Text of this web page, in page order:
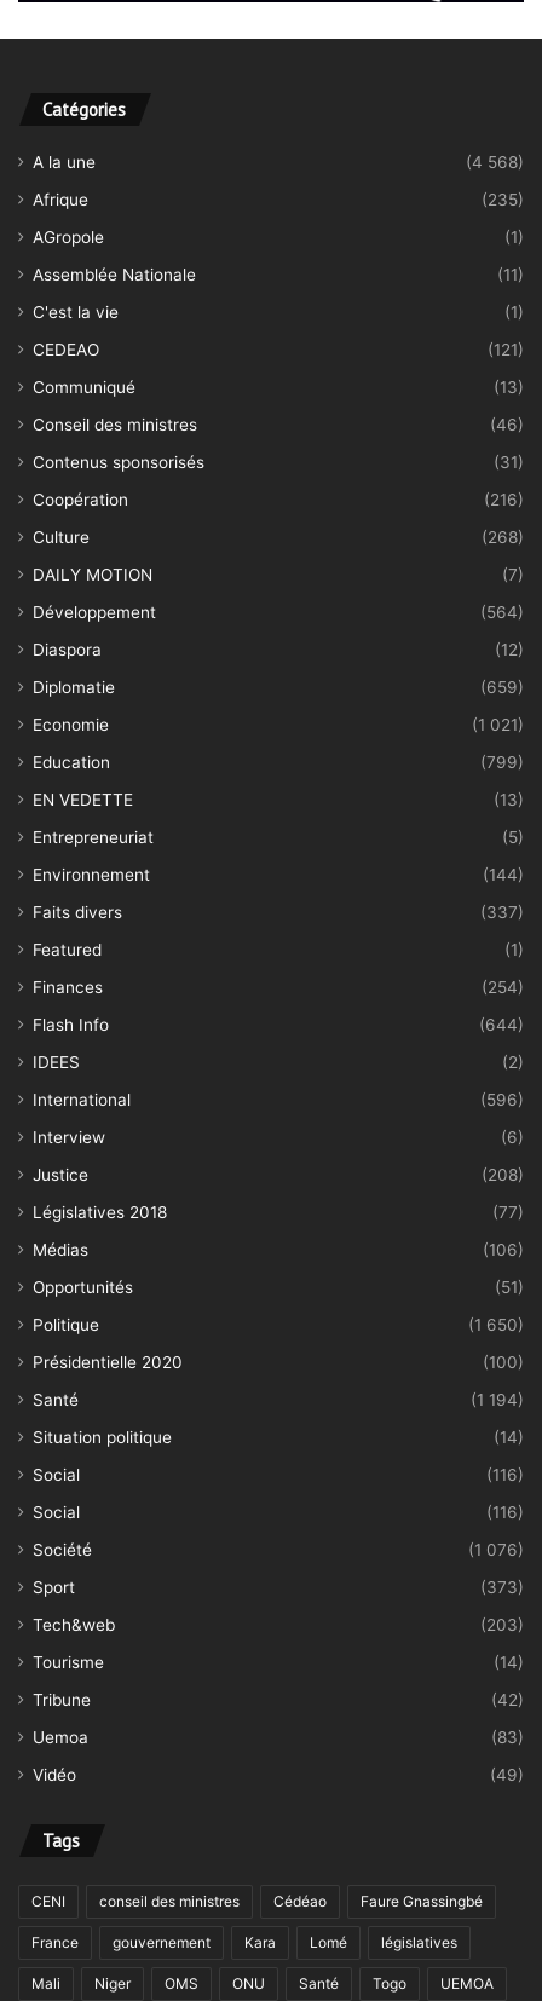
Catégories
A la une
(4 568)
Afrique
(235)
AGropole
(1)
Assemblée Nationale
(11)
C'est la vie
(1)
CEDEAO
(121)
Communiqué
(13)
Conseil des ministres
(46)
Contenus sponsorisés
(31)
Coopération
(216)
Culture
(268)
DAILY MOTION
(7)
Développement
(564)
Diaspora
(12)
Diplomatie
(659)
Economie
(1 021)
Education
(799)
EN VEDETTE
(13)
Entrepreneuriat
(5)
Environnement
(144)
Faits divers
(337)
Featured
(1)
Finances
(254)
Flash Info
(644)
IDEES
(2)
International
(596)
Interview
(6)
Justice
(208)
Législatives 2018
(77)
Médias
(106)
Opportunités
(51)
Politique
(1 650)
Présidentielle 2020
(100)
Santé
(1 194)
Situation politique
(14)
Social
(116)
Social
(116)
Société
(1 076)
Sport
(373)
Tech&web
(203)
Tourisme
(14)
Tribune
(42)
Uemoa
(83)
Vidéo
(49)
Tags
CENI conseil des ministres Cédéao Faure Gnassingbé
France gouvernement Kara Lomé législatives
Mali Niger OMS ONU Santé Togo UEMOA